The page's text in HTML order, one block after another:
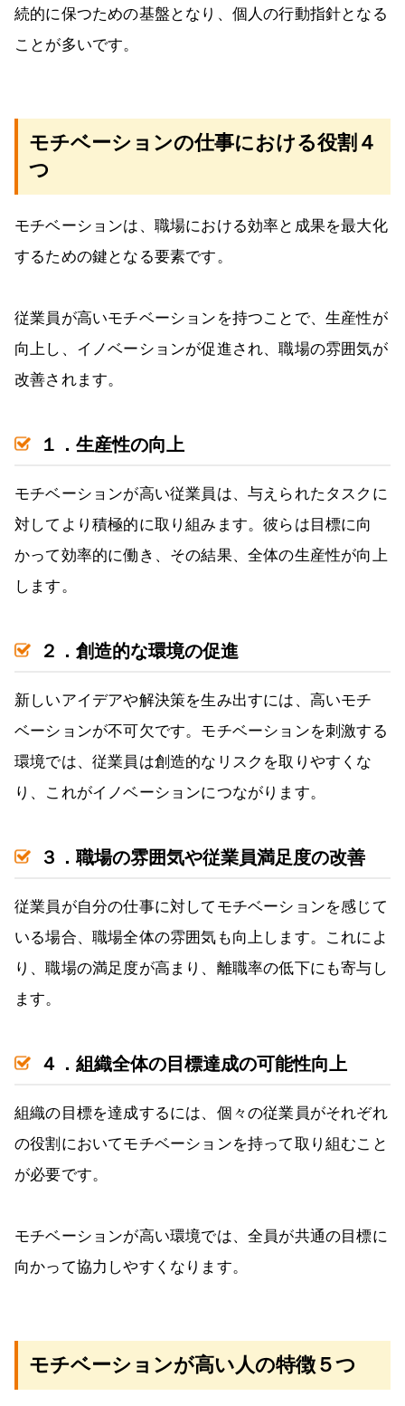
続的に保つための基盤となり、個人の行動指針となる
ことが多いです。
モチベーションの仕事における役割４
つ
モチベーションは、職場における効率と成果を最大化
するための鍵となる要素です。
従業員が高いモチベーションを持つことで、生産性が
向上し、イノベーションが促進され、職場の雰囲気が
改善されます。
１．生産性の向上
モチベーションが高い従業員は、与えられたタスクに
対してより積極的に取り組みます。彼らは目標に向
かって効率的に働き、その結果、全体の生産性が向上
します。
２．創造的な環境の促進
新しいアイデアや解決策を生み出すには、高いモチ
ベーションが不可欠です。モチベーションを刺激する
環境では、従業員は創造的なリスクを取りやすくな
り、これがイノベーションにつながります。
３．職場の雰囲気や従業員満足度の改善
従業員が自分の仕事に対してモチベーションを感じて
いる場合、職場全体の雰囲気も向上します。これによ
り、職場の満足度が高まり、離職率の低下にも寄与し
ます。
４．組織全体の目標達成の可能性向上
組織の目標を達成するには、個々の従業員がそれぞれ
の役割においてモチベーションを持って取り組むこと
が必要です。
モチベーションが高い環境では、全員が共通の目標に
向かって協力しやすくなります。
モチベーションが高い人の特徴５つ